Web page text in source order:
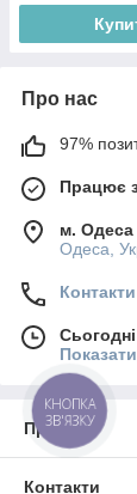
Про нас
97%
Працює
м. Одеса
Одеса,
Контакти
Про нас
Контакти
КНОПКА
ЗВ'ЯЗКУ